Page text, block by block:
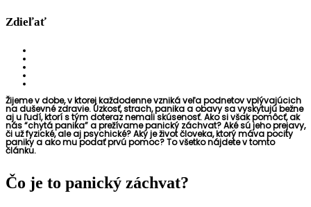
Zdieľať
Žijeme v dobe, v ktorej každodenne vzniká veľa podnetov vplývajúcich
na duševné zdravie. Úzkosť, strach, panika a obavy sa vyskytujú bežne
aj u ľudí, ktorí s tým doteraz nemali skúsenosť. Ako si však pomôcť, ak
nás “chytá panika” a prežívame panický záchvat? Aké sú jeho prejavy,
či už fyzické, ale aj psychické? Aký je život človeka, ktorý máva pocity
paniky a ako mu podať prvú pomoc? To všetko nájdete v tomto
článku.
Čo je to panický záchvat?